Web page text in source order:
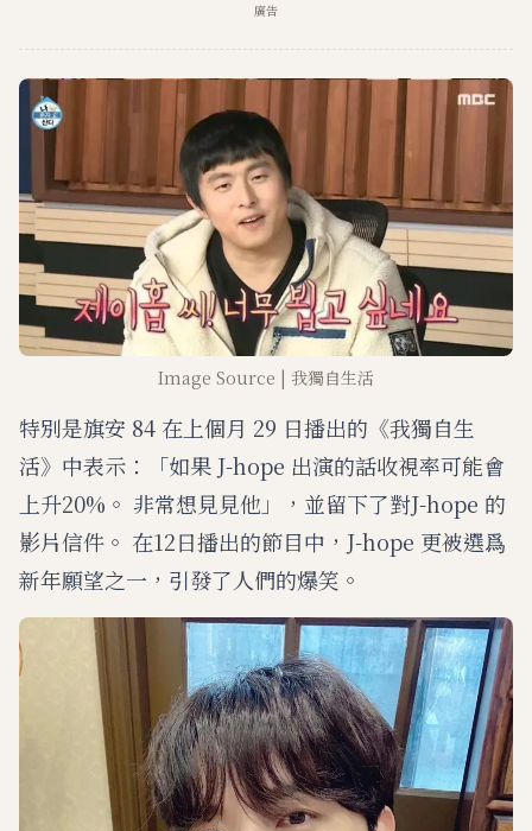
廣告
Image Source | 我獨自生活
特別是旗安 84 在上個月 29 日播出的《我獨自生
活》中表示：「如果 J-hope 出演的話收視率可能會
上升20%。 非常想見見他」，並留下了對J-hope 的
影片信件。 在12日播出的節目中，J-hope 更被選爲
新年願望之一，引發了人們的爆笑。